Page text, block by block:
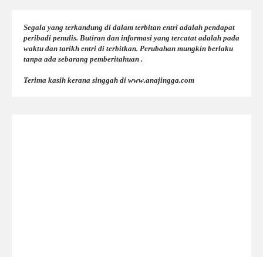
Segala yang terkandung di dalam terbitan entri adalah pendapat
peribadi penulis. Butiran dan informasi yang tercatat adalah pada
waktu dan tarikh entri di terbitkan. Perubahan mungkin berlaku
tanpa ada sebarang pemberitahuan .
Terima kasih kerana singgah di www.anajingga.com